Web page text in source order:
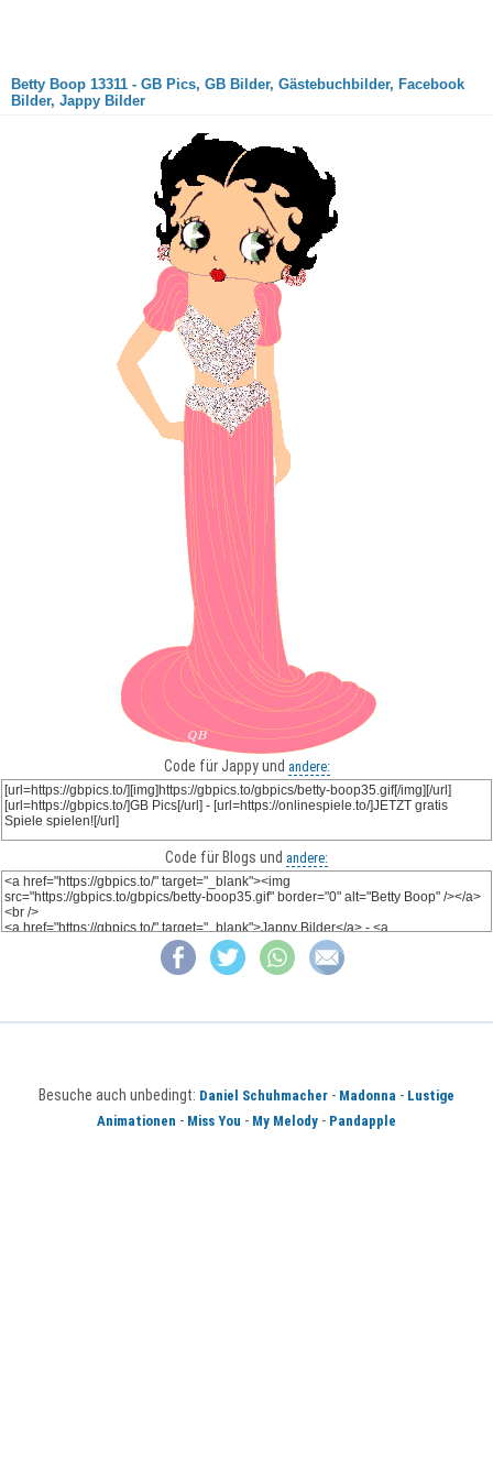
Betty Boop 13311 - GB Pics, GB Bilder, Gästebuchbilder, Facebook
Bilder, Jappy Bilder
Code für Jappy und andere:
Code für Blogs und andere:
Besuche auch unbedingt: Daniel Schuhmacher - Madonna - Lustige
Animationen - Miss You - My Melody - Pandapple